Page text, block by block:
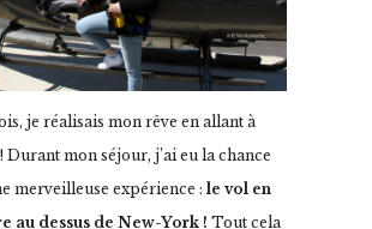
je réalisais mon rêve en allant à
Durant mon séjour, j’ai eu la chance
merveilleuse expérience : le vol en
au dessus de New-York ! Tout cela